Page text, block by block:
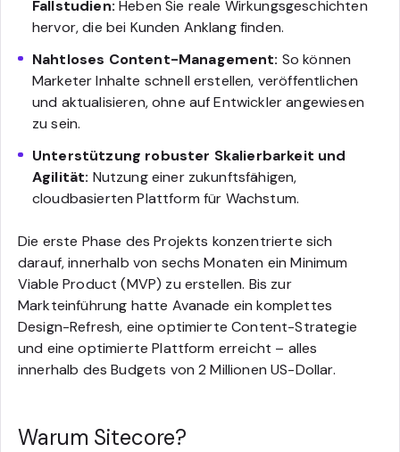
Fallstudien: Heben Sie reale Wirkungsgeschichten
hervor, die bei Kunden Anklang finden.
Nahtloses Content-Management: So können
Marketer Inhalte schnell erstellen, veröffentlichen
und aktualisieren, ohne auf Entwickler angewiesen
zu sein.
Unterstützung robuster Skalierbarkeit und
Agilität: Nutzung einer zukunftsfähigen,
cloudbasierten Plattform für Wachstum.
Die erste Phase des Projekts konzentrierte sich
darauf, innerhalb von sechs Monaten ein Minimum
Viable Product (MVP) zu erstellen. Bis zur
Markteinführung hatte Avanade ein komplettes
Design-Refresh, eine optimierte Content-Strategie
und eine optimierte Plattform erreicht – alles
innerhalb des Budgets von 2 Millionen US-Dollar.
Warum Sitecore?